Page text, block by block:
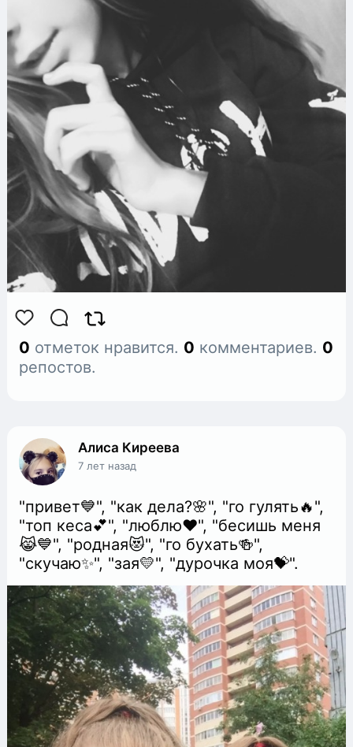
0 отметок нравится. 0 комментариев. 0
репостов.
Алиса Киреева
7 лет назад
"привет💙", "как дела?🌸", "го гулять🔥",
"топ кеса💕", "люблю❤", "бесишь меня
😹💙", "родная😻", "го бухать🍻",
"скучаю✨", "зая💛", "дурочка моя💝".